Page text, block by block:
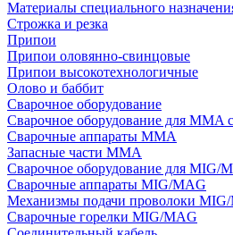
Материалы специального
Строжка и резка
Припои
Припои оловянно-свинцовые
Припои высокотехнологичные
Олово и баббит
Сварочное оборудование
Сварочное оборудование для MMA
Сварочные аппараты MMA
Запасные части MMA
Сварочное оборудование для MIG/
Сварочные аппараты MIG/MAG
Механизмы подачи проволоки
Сварочные горелки MIG/MAG